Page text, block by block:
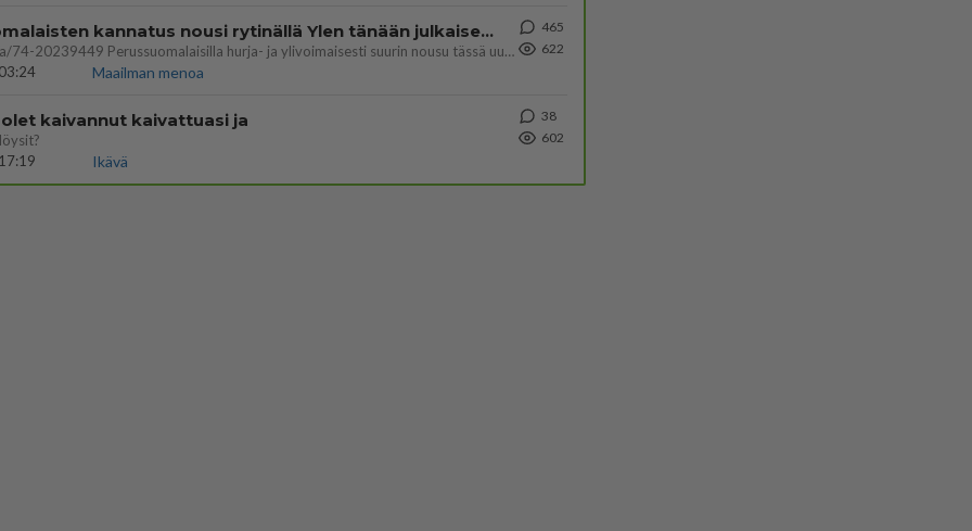
Perussuomalaisten kannatus nousi rytinällä Ylen tänään julkaisemassa tuoreimmassa gallup-kyselyssä.
https://yle.fi/a/74-20239449 Perussuomalaisilla hurja- ja ylivoimaisesti suurin nousu tässä uudessa Ylen gallupissa. Kyl
Maailman menoa
465
622
kaivannut kaivattuasi ja
Ikävä
38
602